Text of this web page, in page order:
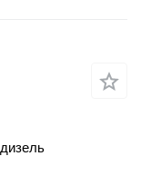
дизель